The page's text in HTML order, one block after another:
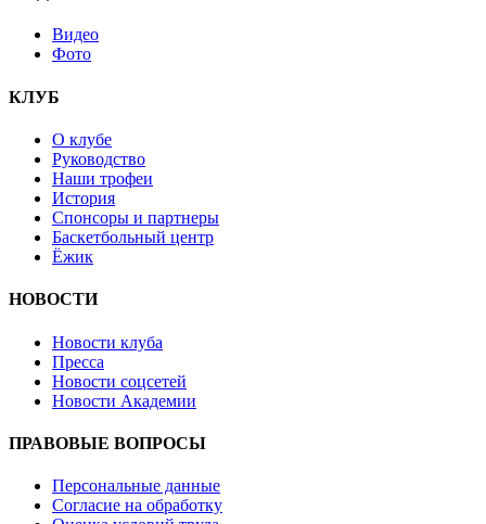
Видео
Фото
КЛУБ
О клубе
Руководство
Наши трофеи
История
Спонсоры и партнеры
Баскетбольный центр
Ёжик
НОВОСТИ
Новости клуба
Пресса
Новости соцсетей
Новости Академии
ПРАВОВЫЕ ВОПРОСЫ
Персональные данные
Согласие на обработку